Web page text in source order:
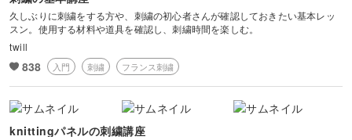
久しぶりに刺繍をする方や、刺繍の初心者さんが確認しておきたい基本レッ
スン。使用する材料や道具を確認し、刺繍時間を楽しむ。
twill
838 入門 刺繍 フランス刺繍
knittingパネルの刺繍講座